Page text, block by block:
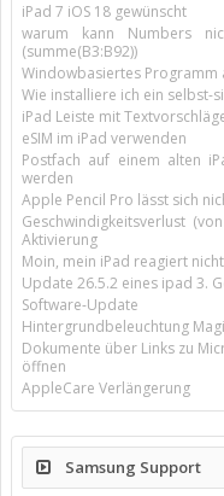
iPad 7 iOS 18 gewünscht
warum kann Numbers
(summe(B3:B92))
Windowbasiertes Programm
Wie installiere ich ein selbst-
iPad Leiste mit
eSIM im iPad verwenden
Postfach auf einem alten
werden
Apple Pencil Pro lässt sich
Geschwindigkeitsverlust
Aktivierung
Moin, mein iPad reagiert
Update 26.5.2 eines ipad 3.
Software-Update
Hintergrundbeleuchtung
Dokumente über Links zu
öffnen
AppleCare Verlängerung
Samsung Support